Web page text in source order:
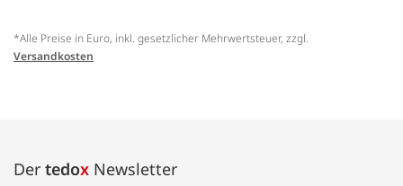
*Alle Preise in Euro, inkl. gesetzlicher Mehrwertsteuer, zzgl.
Versandkosten
Der tedox Newsletter